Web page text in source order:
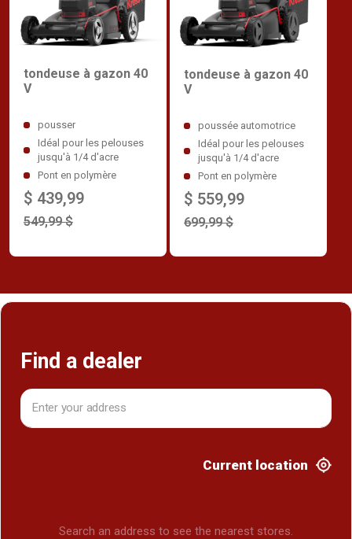
tondeuse à gazon 40
V
pousser
Idéal pour les pelouses
jusqu'à 1/4 d'acre
Pont en polymère
549,99 $
$ 439,99
tondeuse à gazon 40
V
poussée automotrice
Idéal pour les pelouses
jusqu'à 1/4 d'acre
Pont en polymère
699,99 $
$ 559,99
Find a dealer
Current location
Search an address to see the nearest stores.